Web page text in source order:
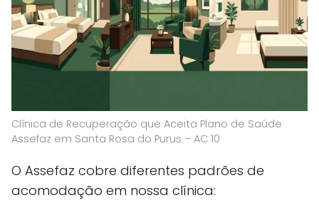
Clínica de Recuperação que Aceita Plano de Saúde
Assefaz em Santa Rosa do Purus – AC 10
O Assefaz cobre diferentes padrões de
acomodação em nossa clínica: